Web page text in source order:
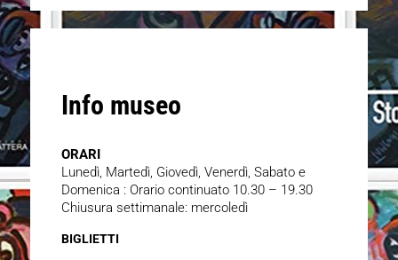
Info museo
ORARI
Lunedì, Martedì, Giovedì, Venerdì, Sabato e
Domenica : Orario continuato 10.30 – 19.30
Chiusura settimanale: mercoledì
BIGLIETTI